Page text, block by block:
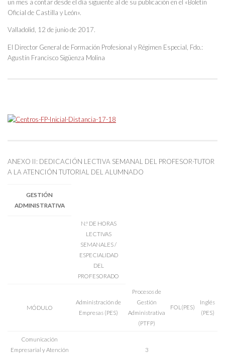
un mes a contar desde el día siguiente al de su publicación en el «Boletín
Oficial de Castilla y León».
Valladolid, 12 de junio de 2017.
El Director General de Formación Profesional y Régimen Especial, Fdo.:
Agustín Francisco Sigüenza Molina
ANEXO II: DEDICACIÓN LECTIVA SEMANAL DEL PROFESOR-TUTOR
A LA ATENCIÓN TUTORIAL DEL ALUMNADO
GESTIÓN
ADMINISTRATIVA
N.º DE HORAS
LECTIVAS
SEMANALES /
ESPECIALIDAD
DEL
PROFESORADO
MÓDULO
Administración de
Empresas (PES)
Procesos de
Gestión
Administrativa
(PTFP)
FOL(PES)
Inglés
(PES)
Comunicación
Empresarial y Atención
3